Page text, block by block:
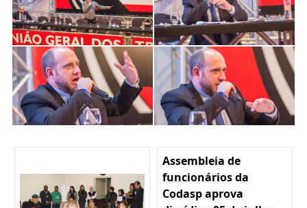
Assembleia de
funcionários da
Codasp aprova